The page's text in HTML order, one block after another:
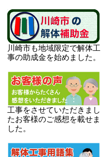
川崎市も地域限定で解体工
事の助成金を始めました。
工事をさせていただきまし
たお客様のご感想を載せま
した。